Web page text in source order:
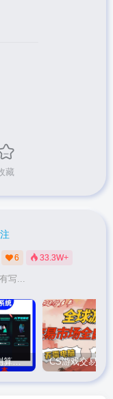
藏
6 33.3W+
写...
2026马年新版测算系统源码